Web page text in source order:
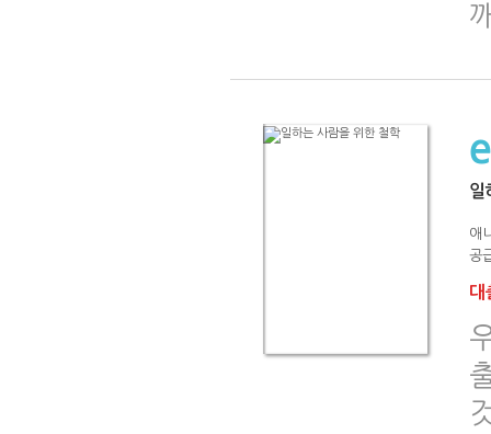
일
애
공
대